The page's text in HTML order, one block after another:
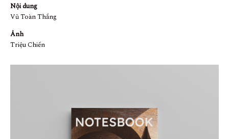
Nội dung
Vũ Toàn Thắng
Ảnh
Triệu Chiến